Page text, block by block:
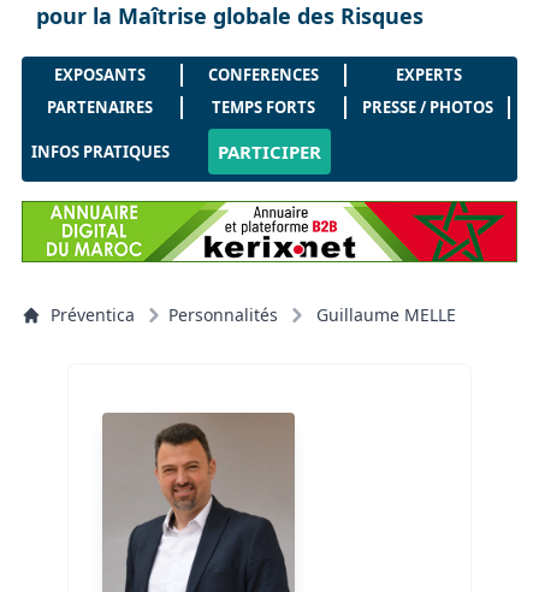
pour la Maîtrise globale des Risques
EXPOSANTS CONFERENCES
EXPERTS
PARTENAIRES
TEMPS FORTS PRESSE / PHOTOS
INFOS PRATIQUES PARTICIPER
Préventica Personnalités Guillaume MELLE